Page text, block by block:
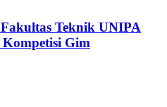
Teknik UNIPA
Kompetisi Gim